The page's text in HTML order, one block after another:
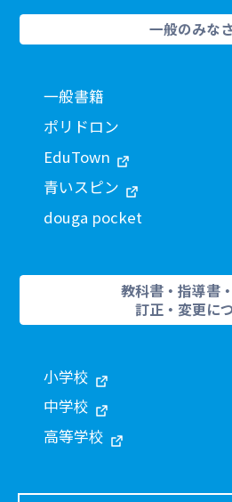
一般のみな
一般書籍
ポリドロン
EduTown
青いスピン
douga pocket
教科書・指導書
訂正・変更に
小学校
中学校
高等学校